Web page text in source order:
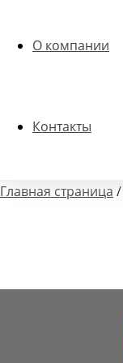
О компании
Контакты
Главная страница /